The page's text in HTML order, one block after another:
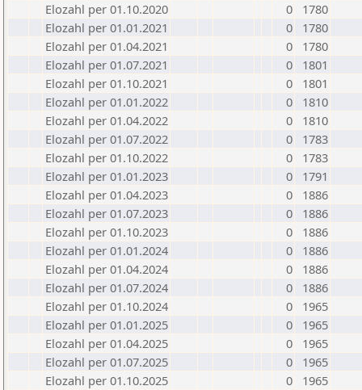
Elozahl per 01.10.2020
0
1780
Elozahl per 01.01.2021
0
1780
Elozahl per 01.04.2021
0
1780
Elozahl per 01.07.2021
0
1801
Elozahl per 01.10.2021
0
1801
Elozahl per 01.01.2022
0
1810
Elozahl per 01.04.2022
0
1810
Elozahl per 01.07.2022
0
1783
Elozahl per 01.10.2022
0
1783
Elozahl per 01.01.2023
0
1791
Elozahl per 01.04.2023
0
1886
Elozahl per 01.07.2023
0
1886
Elozahl per 01.10.2023
0
1886
Elozahl per 01.01.2024
0
1886
Elozahl per 01.04.2024
0
1886
Elozahl per 01.07.2024
0
1886
Elozahl per 01.10.2024
0
1965
Elozahl per 01.01.2025
0
1965
Elozahl per 01.04.2025
0
1965
Elozahl per 01.07.2025
0
1965
Elozahl per 01.10.2025
0
1965